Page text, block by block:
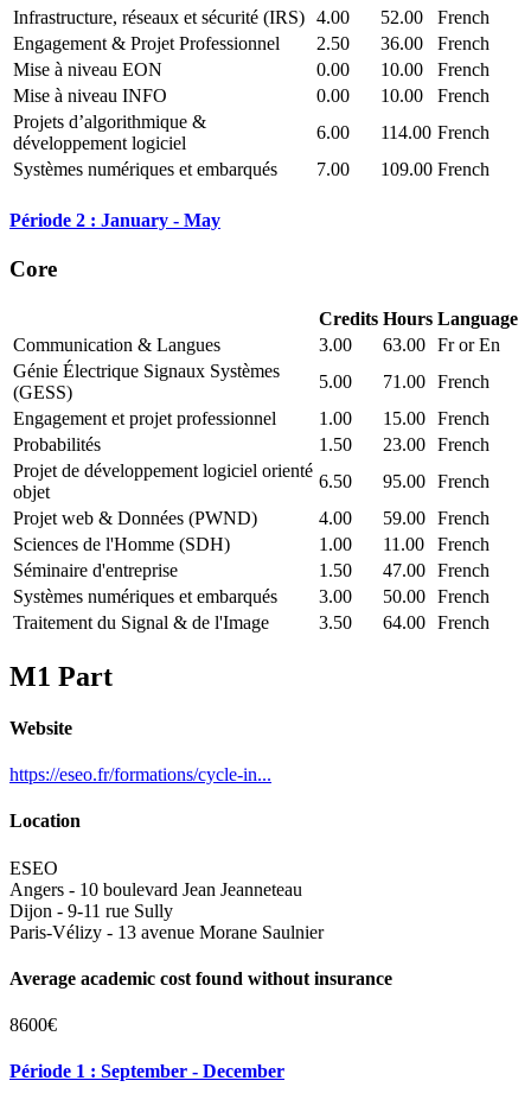
Infrastructure, réseaux et sécurité (IRS) 4.00 52.00
French
Engagement & Projet Professionnel
2.50 36.00
French
Mise à niveau EON
0.00 10.00
French
Mise à niveau INFO
0.00 10.00
French
Projets d’algorithmique &
développement logiciel
6.00 114.00 French
Systèmes numériques et embarqués
7.00 109.00 French
Période 2 : January - May
Core
Credits Hours Language
Communication & Langues
3.00 63.00 Fr or En
Génie Électrique Signaux Systèmes
(GESS)
5.00 71.00 French
Engagement et projet professionnel
1.00 15.00 French
Probabilités
1.50 23.00 French
Projet de développement logiciel orienté
objet
6.50 95.00 French
Projet web & Données (PWND)
4.00 59.00 French
Sciences de l'Homme (SDH)
1.00 11.00
French
Séminaire d'entreprise
1.50 47.00 French
Systèmes numériques et embarqués
3.00 50.00 French
Traitement du Signal & de l'Image
3.50 64.00 French
M1 Part
Website
https://eseo.fr/formations/cycle-in...
Location
ESEO
Angers - 10 boulevard Jean Jeanneteau
Dijon - 9-11 rue Sully
Paris-Vélizy - 13 avenue Morane Saulnier
Average academic cost found without insurance
8600€
Période 1 : September - December